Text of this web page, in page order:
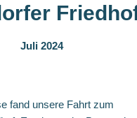
Juli 2024
fand unsere Fahrt zum